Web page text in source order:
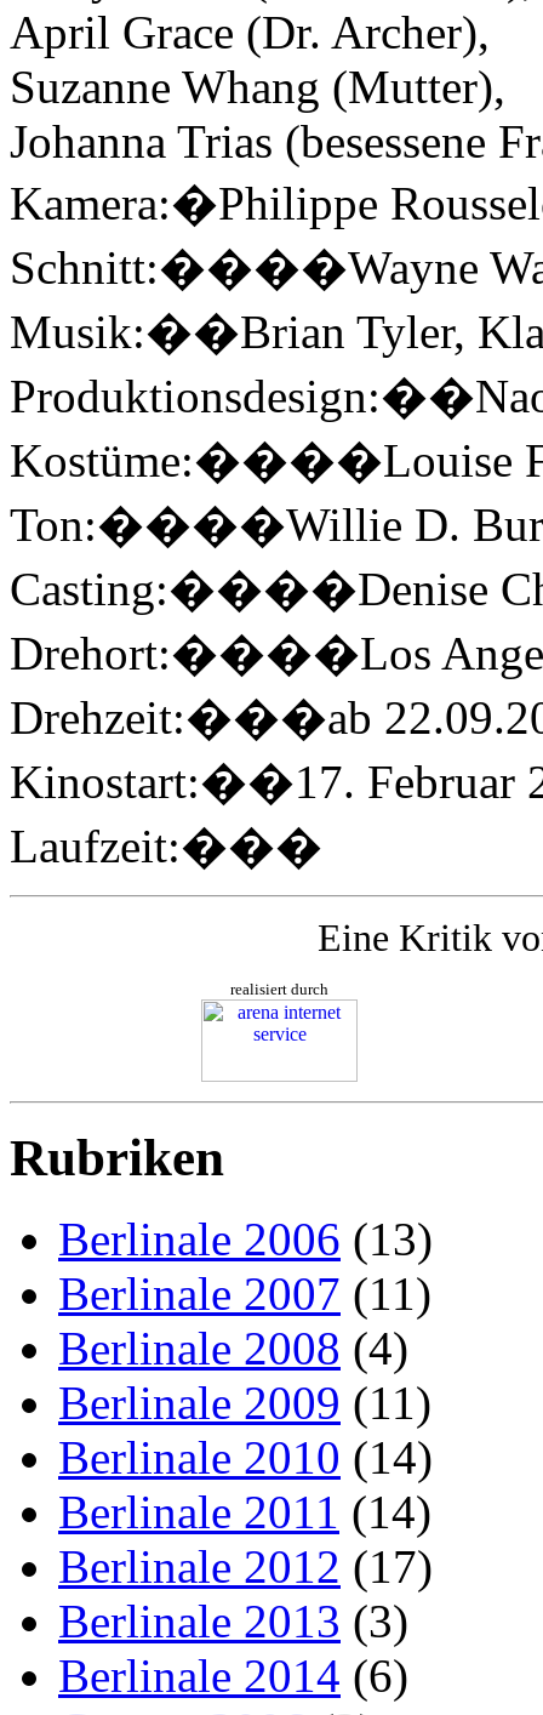
April Grace (Dr. Archer),
Suzanne Whang (Mutter),
Johanna Trias (besessene
Kamera:�Philippe
Schnitt:����Wayne
Musik:��Brian Tyler,
Kostüme:����Louise
Ton:����Willie D.
Casting:����Denise
Drehort:����Los
Drehzeit:���ab
Kinostart:��17. Februar
Laufzeit:���
Eine Kritik
realisiert durch
Rubriken
Berlinale 2006 (13)
Berlinale 2007 (11)
Berlinale 2008 (4)
Berlinale 2009 (11)
Berlinale 2010 (14)
Berlinale 2011 (14)
Berlinale 2012 (17)
Berlinale 2013 (3)
Berlinale 2014 (6)